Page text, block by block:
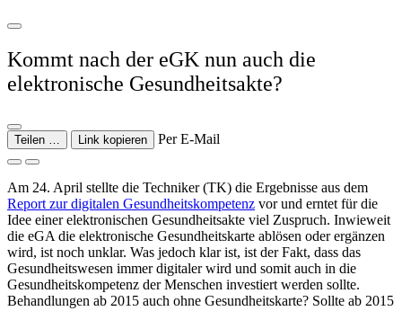
Kommt nach der eGK nun auch die
elektronische Gesundheitsakte?
Teilen … Link kopieren Per E-Mail
Am 24. April stellte die Techniker (TK) die Ergebnisse aus dem
Report zur digitalen Gesundheitskompetenz vor und erntet für die
Idee einer elektronischen Gesundheitsakte viel Zuspruch. Inwieweit
die eGA die elektronische Gesundheitskarte ablösen oder ergänzen
wird, ist noch unklar. Was jedoch klar ist, ist der Fakt, dass das
Gesundheitswesen immer digitaler wird und somit auch in die
Gesundheitskompetenz der Menschen investiert werden sollte.
Behandlungen ab 2015 auch ohne Gesundheitskarte? Sollte ab 2015